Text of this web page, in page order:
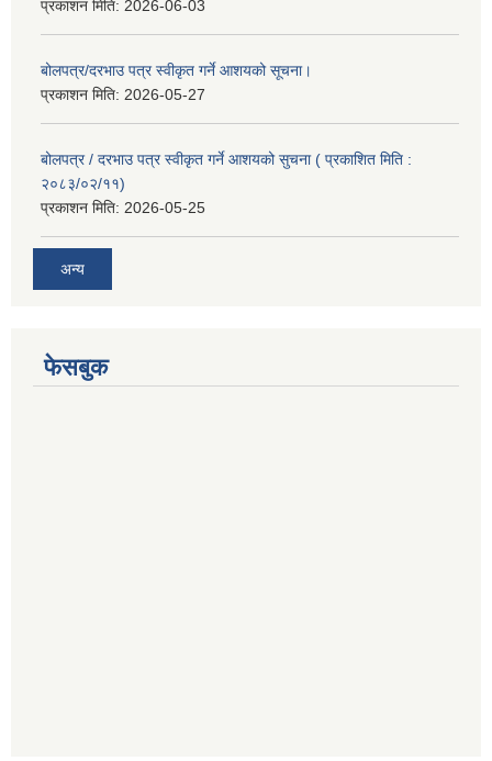
प्रकाशन मिति: 2026-06-03
बोलपत्र/दरभाउ पत्र स्वीकृत गर्ने आशयको सूचना।
प्रकाशन मिति: 2026-05-27
बोलपत्र / दरभाउ पत्र स्वीकृत गर्ने आशयको सुचना ( प्रकाशित मिति :
२०८३/०२/११)
प्रकाशन मिति: 2026-05-25
अन्य
फेसबुक